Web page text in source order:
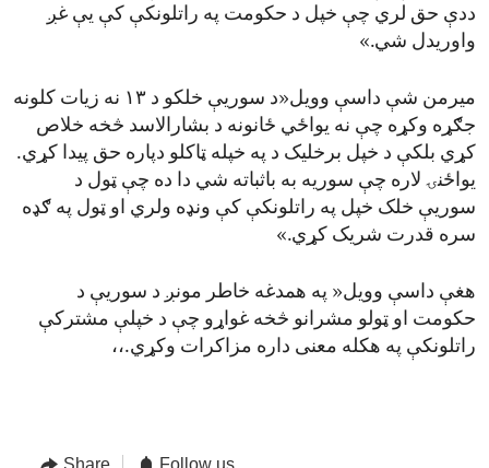
ددې حق لري چې خپل د حکومت په راتلونکې کې یې غږ
واوریدل شي.»
میرمن شې داسې وویل«د سوریې خلکو د ۱۳ نه زیات کلونه
جګړه وکړه چې نه یواځي ځانونه د بشارالاسد څخه خلاص
کړي بلکې د خپل برخلیک د په خپله ټاکلو دپاره حق پیدا کړي.
یواځنۍ لاره چې سوریه به باثباته شي دا ده چې ټول د
سوریې خلک خپل په راتلونکې کې ونډه ولري او ټول په ګډه
سره قدرت شریک کړي.»
هغې داسې وویل« په همدغه خاطر مونږ د سوریې د
حکومت او ټولو مشرانو څخه غواړو چې د خپلې مشترکې
راتلونکې په هکله معنی داره مزاکرات وکړي.،،